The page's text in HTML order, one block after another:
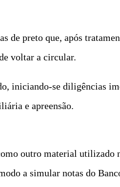
de preto que, após
voltar a circular.
iniciando-se diligências
e apreensão.
outro material utilizado
a simular notas do